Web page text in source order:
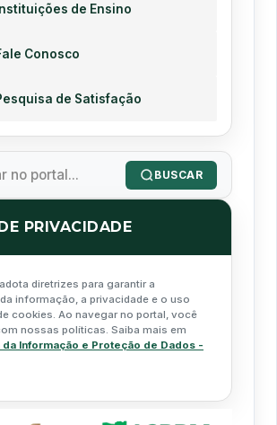
Instituições de Ensino
Conosco
de Satisfação
BUSCAR
PRIVACIDADE
diretrizes para garantir a
informação, a privacidade e o uso
cookies. Ao navegar no portal, você
nossas políticas. Saiba mais em
da Informação e Proteção de Dados -